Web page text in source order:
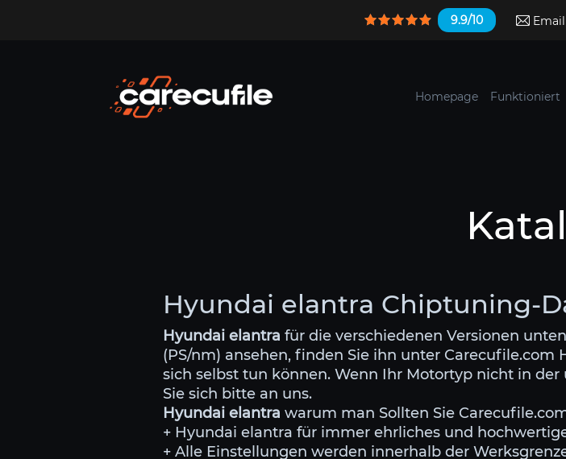
9.9/10 Email
Homepage Funktioniert
Hyundai elantra Chiptuning-
Hyundai elantra für die verschiedenen Versionen
(PS/nm) ansehen, finden Sie ihn unter Carecufile.com
sich selbst tun können. Wenn Ihr Motortyp nicht in
Sie sich bitte an uns.
Hyundai elantra warum man Sollten Sie
+ Hyundai elantra für immer ehrliches und
+ Alle Einstellungen werden innerhalb der